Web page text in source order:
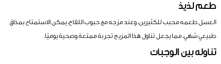
طعم لذيذ
العسل طعمه محبب للكثيرين، وعند مزجه مع حبوب اللقاح، يمكن الاستمتاع بمذاق
طبيعي شهي، مما يجعل تناول هذا المزيج تجربة ممتعة وصحية يوميًا.
تناوله بين الوجبات